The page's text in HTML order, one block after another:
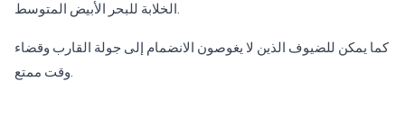
الخلابة للبحر الأبيض المتوسط.
كما يمكن للضيوف الذين لا يغوصون الانضمام إلى جولة القارب وقضاء
وقت ممتع.